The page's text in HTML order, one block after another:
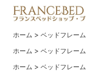
ホーム >ベッドフレーム
ホーム >ベッドフレーム
ホーム >ベッドフレーム